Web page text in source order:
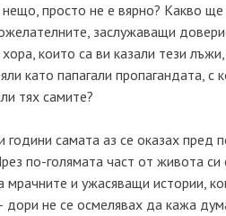
нещо, просто не е вярно? Какво
заслужаващи
които са ви казали тези
като папагали пропагандата, с
тях самите?
години самата аз се оказах пред
по-голямата част от живота си
мрачните и ужасяващи истории,
дори не се осмелявах да кажа